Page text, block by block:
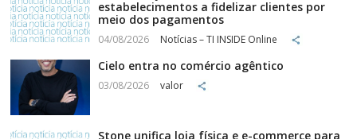
estabelecimentos a fidelizar clientes por
meio dos pagamentos
04/08/2026 Notícias – TI INSIDE Online
Cielo entra no comércio agêntico
03/08/2026 valor
Stone unifica loja física e e-commerce para